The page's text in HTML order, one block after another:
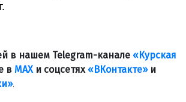
в нашем Telegram-канале «Курская
в МАХи соцсетях «ВКонтакте»и
.